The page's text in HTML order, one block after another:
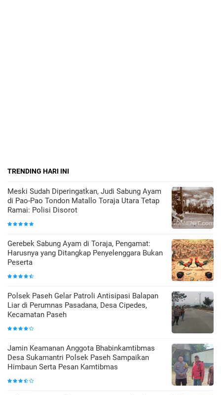
TRENDING HARI INI
Meski Sudah Diperingatkan, Judi Sabung Ayam
di Pao-Pao Tondon Matallo Toraja Utara Tetap
Ramai: Polisi Disorot
Gerebek Sabung Ayam di Toraja, Pengamat:
Harusnya yang Ditangkap Penyelenggara Bukan
Peserta
Polsek Paseh Gelar Patroli Antisipasi Balapan
Liar di Perumnas Pasadana, Desa Cipedes,
Kecamatan Paseh
Jamin Keamanan Anggota Bhabinkamtibmas
Desa Sukamantri Polsek Paseh Sampaikan
Himbaun Serta Pesan Kamtibmas